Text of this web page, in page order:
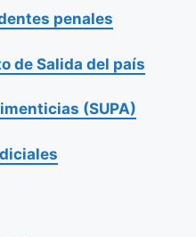
penales
de Salida del país
(SUPA)